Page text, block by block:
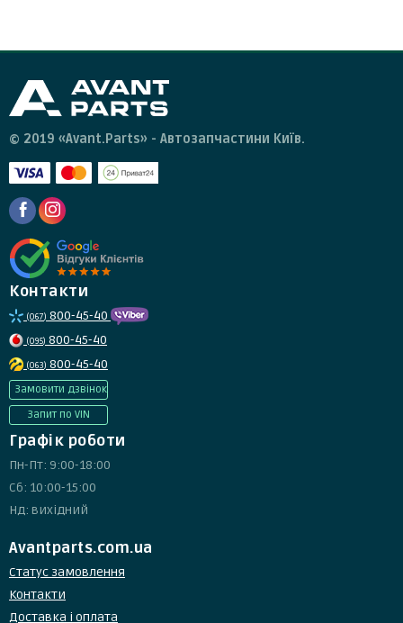
нашою службою підтримки клієнтів протягом 14 днів з
дати отримання замовлення і отримати від нас інструкції
щодо повернення товару.
© 2019 «Avant.Parts» - Автозапчастини Київ.
Контакти
(067) 800-45-40
(095) 800-45-40
(063) 800-45-40
Замовити дзвінок
Запит по VIN
Графік роботи
Пн-Пт: 9:00-18:00
Сб: 10:00-15:00
Нд: вихідний
Avantparts.com.ua
Статус замовлення
Контакти
Доставка і оплата